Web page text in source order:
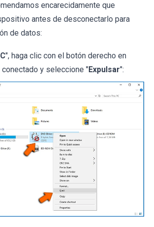
encarecidamente que
antes de desconectarlo para
de datos:
", haga clic con el botón derecho en
y seleccione "Expulsar":